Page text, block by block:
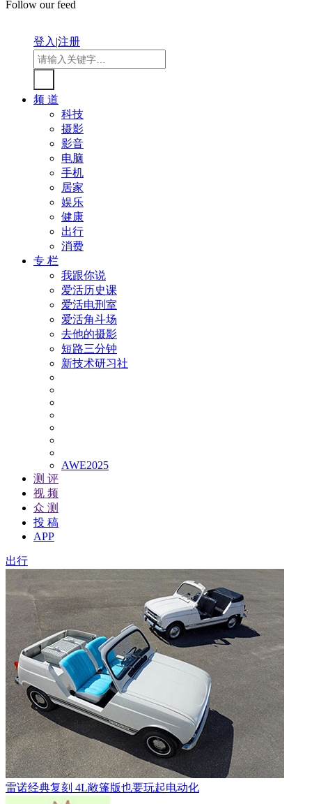
Follow our feed
登入|注册
频 道
科技
摄影
影音
电脑
手机
居家
娱乐
健康
出行
消费
专 栏
我跟你说
爱活历史课
爱活电刑室
爱活角斗场
去他的摄影
短路三分钟
新技术研习社
AWE2025
测 评
视 频
众 测
投 稿
APP
出行
雷诺经典复刻 4L敞篷版也要玩起电动化